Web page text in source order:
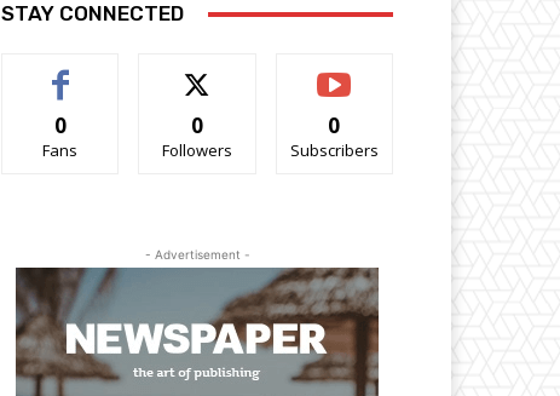
STAY CONNECTED
0
Fans
0
Followers
0
Subscribers
- Advertisement -